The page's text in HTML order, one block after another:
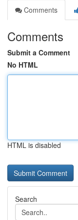
Comments
Comments
Submit a Comment
No HTML
HTML is disabled
Search